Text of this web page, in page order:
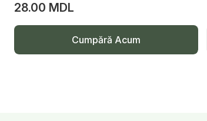
28.00 MDL
Cumpără Acum